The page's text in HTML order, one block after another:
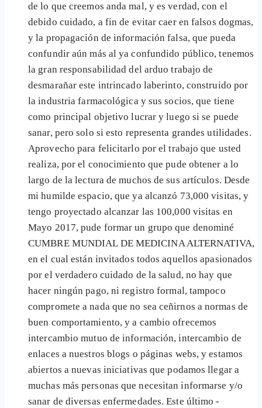
de lo que creemos anda mal, y es verdad, con el
debido cuidado, a fin de evitar caer en falsos dogmas,
y la propagación de información falsa, que pueda
confundir aún más al ya confundido público, tenemos
la gran responsabilidad del arduo trabajo de
desmarañar este intrincado laberinto, construido por
la industria farmacológica y sus socios, que tiene
como principal objetivo lucrar y luego si se puede
sanar, pero solo si esto representa grandes utilidades.
Aprovecho para felicitarlo por el trabajo que usted
realiza, por el conocimiento que pude obtener a lo
largo de la lectura de muchos de sus artículos. Desde
mi humilde espacio, que ya alcanzó 73,000 visitas, y
tengo proyectado alcanzar las 100,000 visitas en
Mayo 2017, pude formar un grupo que denominé
CUMBRE MUNDIAL DE MEDICINA ALTERNATIVA,
en el cual están invitados todos aquellos apasionados
por el verdadero cuidado de la salud, no hay que
hacer ningún pago, ni registro formal, tampoco
compromete a nada que no sea ceñirnos a normas de
buen comportamiento, y a cambio ofrecemos
intercambio mutuo de información, intercambio de
enlaces a nuestros blogs o páginas webs, y estamos
abiertos a nuevas iniciativas que podamos llegar a
muchas más personas que necesitan informarse y/o
sanar de diversas enfermedades. Este último -